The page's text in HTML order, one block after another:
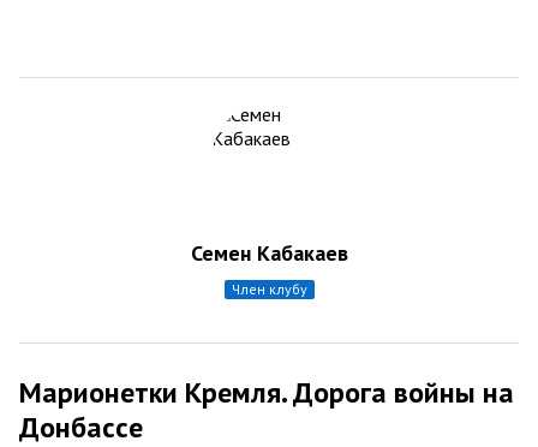
Семен Кабакаев
член клубу
Марионетки Кремля. Дорога войны на
Донбассе